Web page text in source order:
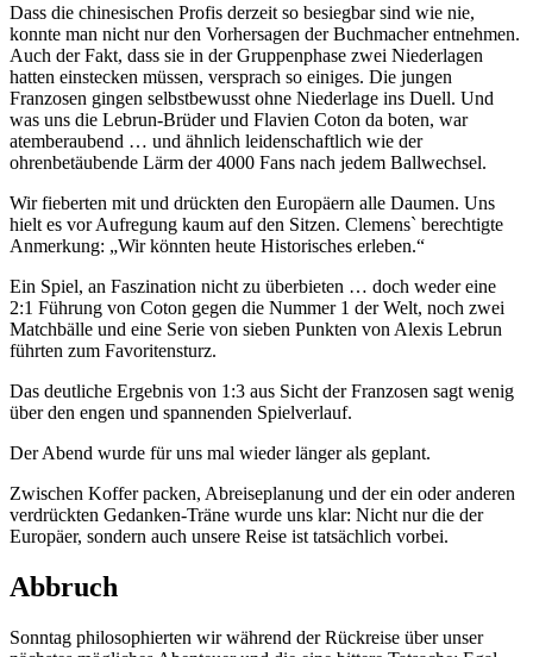
Dass die chinesischen Profis derzeit so besiegbar sind wie nie,
konnte man nicht nur den Vorhersagen der Buchmacher entnehmen.
Auch der Fakt, dass sie in der Gruppenphase zwei Niederlagen
hatten einstecken müssen, versprach so einiges. Die jungen
Franzosen gingen selbstbewusst ohne Niederlage ins Duell. Und
was uns die Lebrun-Brüder und Flavien Coton da boten, war
atemberaubend … und ähnlich leidenschaftlich wie der
ohrenbetäubende Lärm der 4000 Fans nach jedem Ballwechsel.
Wir fieberten mit und drückten den Europäern alle Daumen. Uns
hielt es vor Aufregung kaum auf den Sitzen. Clemens` berechtigte
Anmerkung: „Wir könnten heute Historisches erleben.“
Ein Spiel, an Faszination nicht zu überbieten … doch weder eine
2:1 Führung von Coton gegen die Nummer 1 der Welt, noch zwei
Matchbälle und eine Serie von sieben Punkten von Alexis Lebrun
führten zum Favoritensturz.
Das deutliche Ergebnis von 1:3 aus Sicht der Franzosen sagt wenig
über den engen und spannenden Spielverlauf.
Der Abend wurde für uns mal wieder länger als geplant.
Zwischen Koffer packen, Abreiseplanung und der ein oder anderen
verdrückten Gedanken-Träne wurde uns klar: Nicht nur die der
Europäer, sondern auch unsere Reise ist tatsächlich vorbei.
Abbruch
Sonntag philosophierten wir während der Rückreise über unser